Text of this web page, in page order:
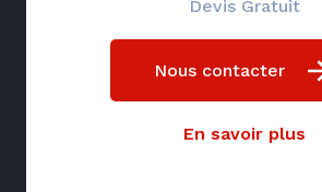
Devis Gratuit
Nous contacter
En savoir plus